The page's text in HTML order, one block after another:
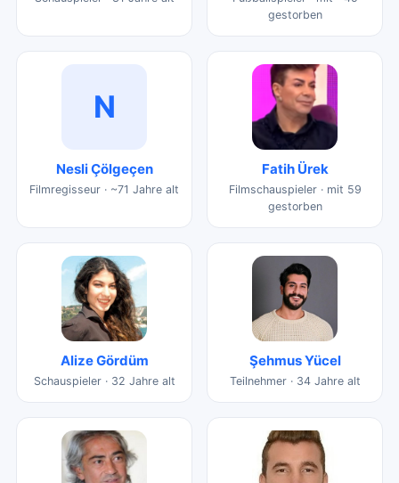
gestorben
N
Nesli Çölgeçen
Filmregisseur · ~71 Jahre alt
Fatih Ürek
Filmschauspieler · mit 59
gestorben
Alize Gördüm
Schauspieler · 32 Jahre alt
Şehmus Yücel
Teilnehmer · 34 Jahre alt